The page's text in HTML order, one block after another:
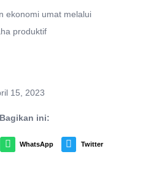
ekonomi umat melalui
produktif
15, 2023
Bagikan ini:
WhatsApp Twitter